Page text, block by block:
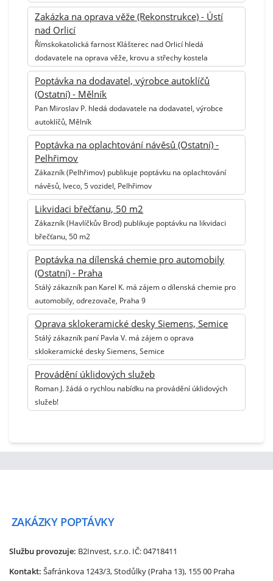
Zakázka na oprava věže (Rekonstrukce) - Ústí
nad Orlicí
Římskokatolická farnost Klášterec nad Orlicí hledá
dodavatele na oprava věže, krovu a střechy kostela
Poptávka na dodavatel, výrobce autoklíčů
(Ostatní) - Mělník
Pan Miroslav P. hledá dodavatele na dodavatel, výrobce
autoklíčů, Mělník
Poptávka na oplachtování návěsů (Ostatní) -
Pelhřimov
Zákazník (Pelhřimov) publikuje poptávku na oplachtování
návěsů, Iveco, 5 vozidel, Pelhřimov
Likvidaci břečťanu, 50 m2
Zákazník (Havlíčkův Brod) publikuje poptávku na likvidaci
břečťanu, 50 m2
Poptávka na dílenská chemie pro automobily
(Ostatní) - Praha
Stálý zákazník pan Karel K. má zájem o dílenská chemie pro
automobily, odrezovače, Praha 9
Oprava sklokeramické desky Siemens, Semice
Stálý zákazník paní Pavla V. má zájem o oprava
sklokeramické desky Siemens, Semice
Provádění úklidových služeb
Roman J. žádá o rychlou nabídku na provádění úklidových
služeb!
ZAKÁZKY POPTÁVKY
Službu provozuje: B2Invest, s.r.o. IČ: 04718411
Kontakt: Šafránkova 1243/3, Stodůlky (Praha 13), 155 00 Praha